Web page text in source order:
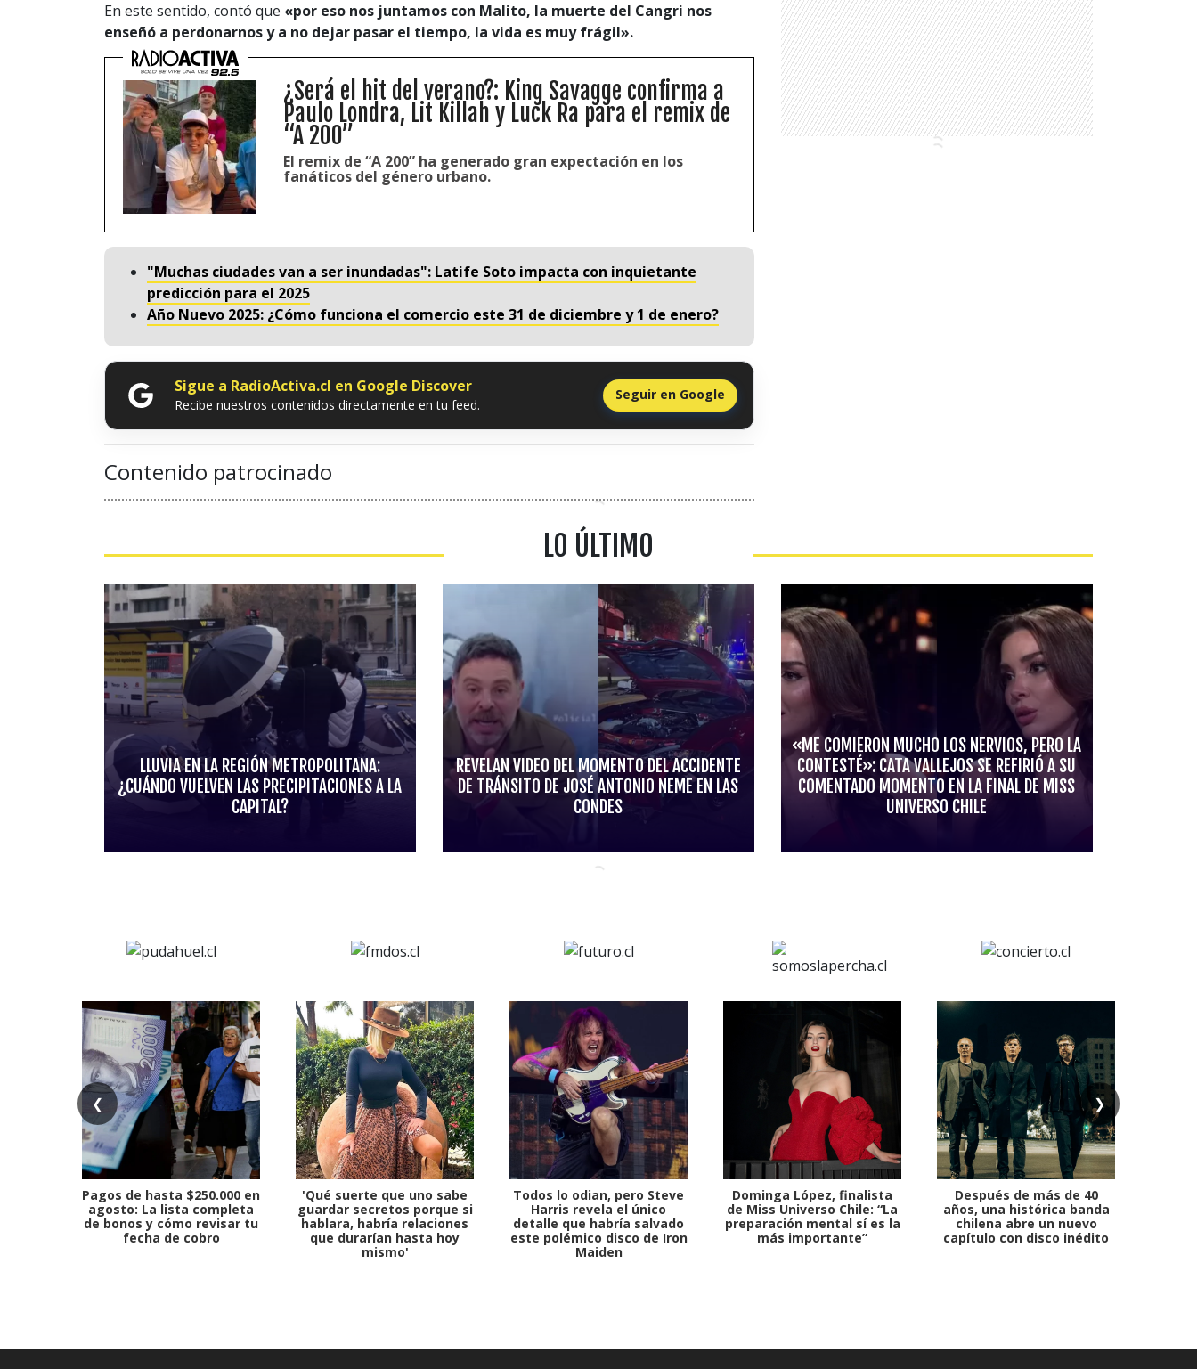
En este sentido, contó que «por eso nos juntamos con Malito, la muerte del Cangri nos
enseñó a perdonarnos y a no dejar pasar el tiempo, la vida es muy frágil».
¿Será el hit del verano?: King Savagge confirma a
Paulo Londra, Lit Killah y Luck Ra para el remix de
“A 200”
El remix de “A 200” ha generado gran expectación en los
fanáticos del género urbano.
"Muchas ciudades van a ser inundadas": Latife Soto impacta con inquietante
predicción para el 2025
Año Nuevo 2025: ¿Cómo funciona el comercio este 31 de diciembre y 1 de enero?
Sigue a RadioActiva.cl en Google Discover
Recibe nuestros contenidos directamente en tu feed.
Seguir en Google
Contenido patrocinado
LO ÚLTIMO
LLUVIA EN LA REGIÓN METROPOLITANA:
¿CUÁNDO VUELVEN LAS PRECIPITACIONES A LA
CAPITAL?
REVELAN VIDEO DEL MOMENTO DEL ACCIDENTE
DE TRÁNSITO DE JOSÉ ANTONIO NEME EN LAS
CONDES
«ME COMIERON MUCHO LOS NERVIOS, PERO LA
CONTESTÉ»: CATA VALLEJOS SE REFIRIÓ A SU
COMENTADO MOMENTO EN LA FINAL DE MISS
UNIVERSO CHILE
❮ ❯
Pagos de hasta $250.000 en
agosto: La lista completa
de bonos y cómo revisar tu
fecha de cobro
'Qué suerte que uno sabe
guardar secretos porque si
hablara, habría relaciones
que durarían hasta hoy
mismo'
Todos lo odian, pero Steve
Harris revela el único
detalle que habría salvado
este polémico disco de Iron
Maiden
Dominga López, finalista
de Miss Universo Chile: “La
preparación mental sí es la
más importante”
Después de más de 40
años, una histórica banda
chilena abre un nuevo
capítulo con disco inédito